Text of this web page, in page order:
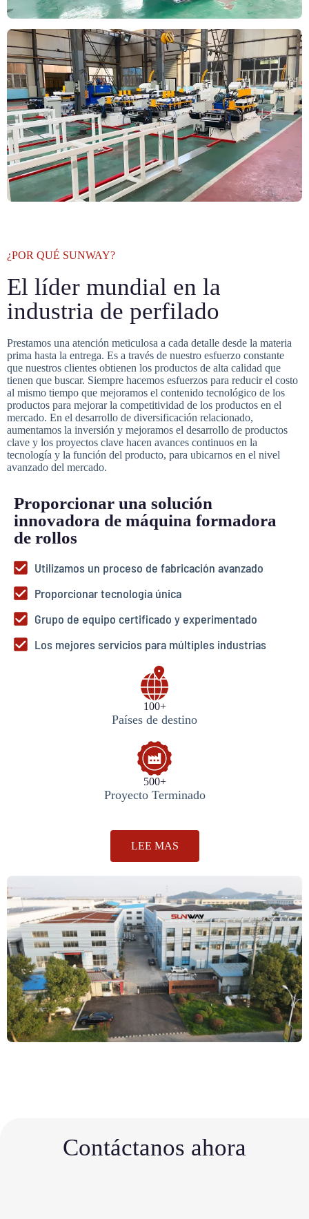
¿POR QUÉ SUNWAY?
El líder mundial en la
industria de perfilado
Prestamos una atención meticulosa a cada detalle desde la materia
prima hasta la entrega. Es a través de nuestro esfuerzo constante
que nuestros clientes obtienen los productos de alta calidad que
tienen que buscar. Siempre hacemos esfuerzos para reducir el costo
al mismo tiempo que mejoramos el contenido tecnológico de los
productos para mejorar la competitividad de los productos en el
mercado. En el desarrollo de diversificación relacionado,
aumentamos la inversión y mejoramos el desarrollo de productos
clave y los proyectos clave hacen avances continuos en la
tecnología y la función del producto, para ubicarnos en el nivel
avanzado del mercado.
Proporcionar una solución
innovadora de máquina formadora
de rollos
Utilizamos un proceso de fabricación avanzado
Proporcionar tecnología única
Grupo de equipo certificado y experimentado
Los mejores servicios para múltiples industrias
100+
Países de destino
500+
Proyecto Terminado
LEE MAS
Contáctanos ahora